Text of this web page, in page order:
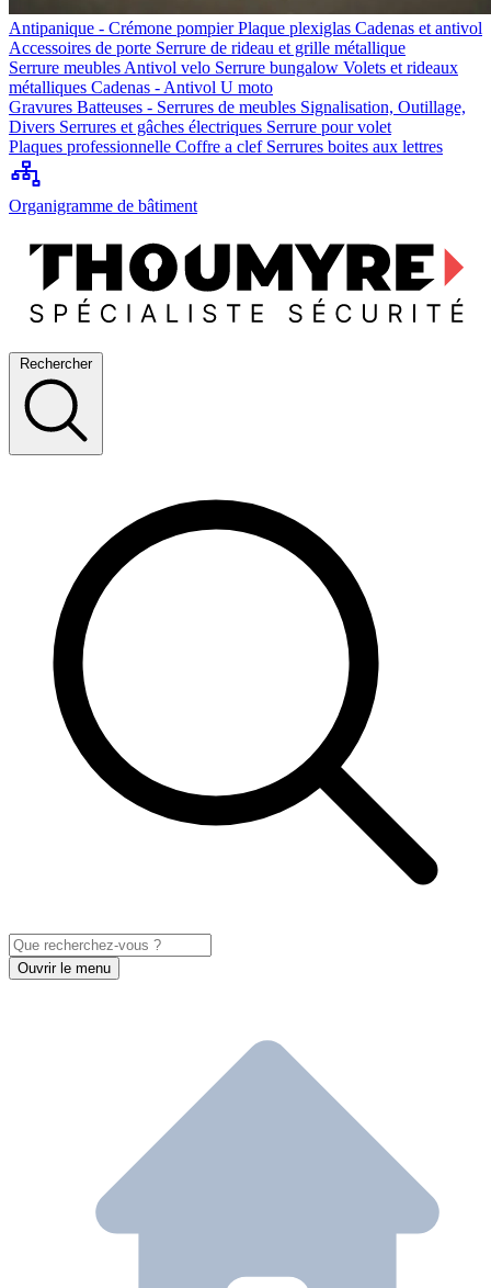
Antipanique - Crémone pompierPlaque plexiglas Cadenas et antivol
Accessoires de porte Serrure de rideau et grille métallique
Serrure meubles Antivol velo Serrure bungalow Volets et rideaux
métalliques Cadenas - Antivol U moto
Gravures Batteuses - Serrures de meubles Signalisation, Outillage,
Divers Serrures et gâches électriques Serrure pour volet
Plaques professionnelle Coffre a clef Serrures boites aux lettres
Organigramme de bâtiment
Rechercher
Ouvrir le menu